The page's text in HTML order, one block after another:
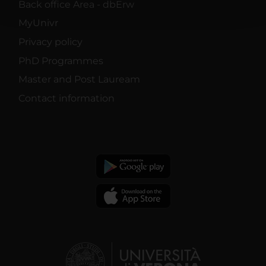
raccolto dal tuo utilizzo dei loro servizi.
Back office Area - dbErw
MyUnivr
Privacy policy
PhD Programmes
Master and Post Lauream
Contact information